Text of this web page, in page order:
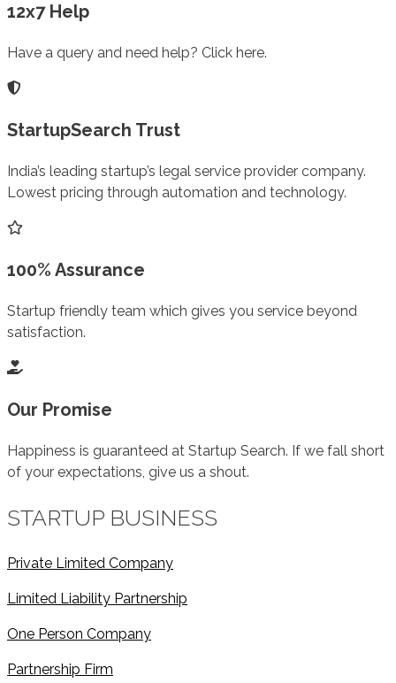
12x7 Help
Have a query and need help? Click here.
StartupSearch Trust
India’s leading startup’s legal service provider company.
Lowest pricing through automation and technology.
100% Assurance
Startup friendly team which gives you service beyond
satisfaction.
Our Promise
Happiness is guaranteed at Startup Search. If we fall short
of your expectations, give us a shout.
STARTUP BUSINESS
Private Limited Company
Limited Liability Partnership
One Person Company
Partnership Firm